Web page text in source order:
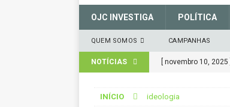
OJC INVESTIGA POLÍTICA
QUEM SOMOS CAMPANHAS
NOTÍCIAS [ novembro 10, 2025 ]
[ março 27, 2025 ]
INÍCIO ideologia